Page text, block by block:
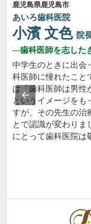
鹿児島県鹿児島市
あいろ歯科医院
小濱 文色 院
歯科医師を志した
中学生のときに出会
科医師に憧れたこと
は「歯科医師は男性
というイメージをも
すが、その先生の治
とで認識が変わりま
にとって歯科医院